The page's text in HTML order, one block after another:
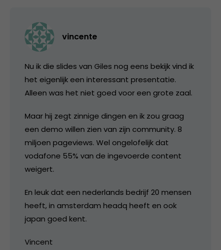
vincente
Nu ik die slides van Giles nog eens bekijk vind ik
het eigenlijk een interessant presentatie.
Alleen was het niet goed voor een grote zaal.
Maar hij zegt zinnige dingen en ik zou graag
een demo willen zien van zijn community. 8
miljoen pageviews. Wel ongelofelijk dat
vodafone 55% van de ingevoerde content
weigert.
En leuk dat een nederlands bedrijf 20 mensen
heeft, in amsterdam headq heeft en ook
japan goed kent.
Vincent